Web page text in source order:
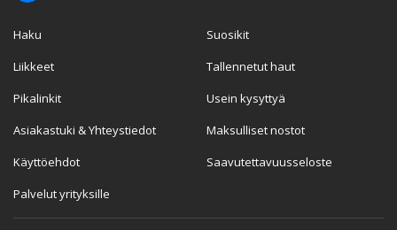
Haku
Liikkeet
Pikalinkit
Asiakastuki & Yhteystiedot
Käyttöehdot
Palvelut yrityksille
Suosikit
Tallennetut haut
Usein kysyttyä
Maksulliset nostot
Saavutettavuusseloste